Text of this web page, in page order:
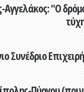
"Ο
Συνέδριο